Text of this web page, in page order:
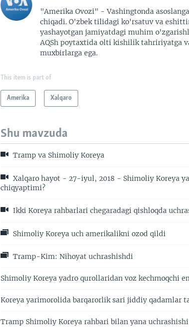
"Amerika Ovozi" - Vashingtonda
chiqadi. O'zbek tilidagi ko'rsatuv va
yashayotgan jamiyatdagi muhim
AQSh poytaxtida olti kishilik tahririyatga
muxbirlarga ega.
This item is part of
Amerika Xalqaro
Shu mavzuda
Tramp va Shimoliy Koreya
Xalqaro hayot - 27-iyul, 2018 - Shimoliy Koreya
chiqyaptimi?
Ikki Koreya rahbarlari chegaradagi qishloqda
Shimoliy Koreya uch amerikalikni ozod qildi
Tramp-Kim: Nihoyat uchrashishdi
Shimoliy Koreya yadro qurollaridan voz kechmoqchi
Koreya yarimorolida barqarorlik sari jiddiy qadamlar
Tramp Shimoliy Koreya rahbari bilan yana